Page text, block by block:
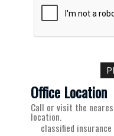
Office Location
Call or visit the
location.
classified